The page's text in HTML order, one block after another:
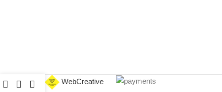
Сайт создан
WebCreative